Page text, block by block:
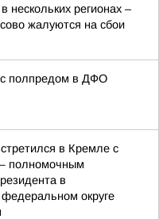
нескольких регионах –
жалуются на сбои
с полпредом в ДФО
в Кремле с
полномочным
в
округе